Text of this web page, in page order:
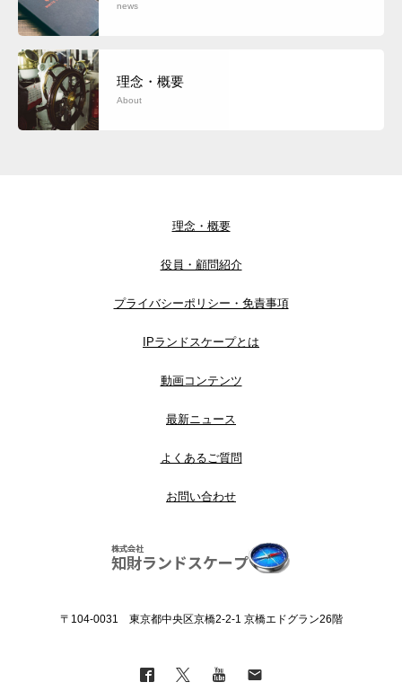
news
理念・概要
About
理念・概要
役員・顧問紹介
プライバシーポリシー・免責事項
IPランドスケープとは
動画コンテンツ
最新ニュース
よくあるご質問
お問い合わせ
〒104-0031 東京都中央区京橋2-2-1 京橋エドグラン26階